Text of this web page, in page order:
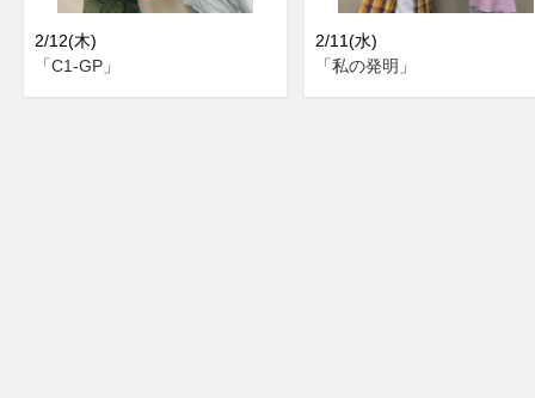
2/12(木)
「C1-GP」
2/11(水)
「私の発明」